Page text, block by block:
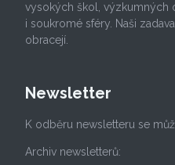
vysokých škol, výzkumných
i soukromé sféry. Naši
obracejí.
Newsletter
K odběru newsletteru se
Archiv newsletterů: